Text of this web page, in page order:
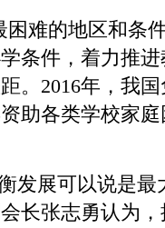
难的地区和条
条件，着力推
。2016年，我
助各类学校家
展可以说是最
长张志勇认为